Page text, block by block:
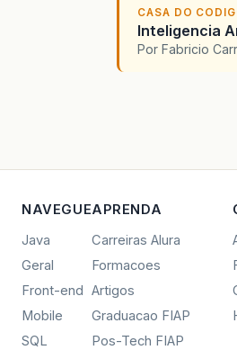
CASA DO
Inteligencia
Por Fabricio
NAVEGUE
Java
Geral
Front-end
Mobile
SQL
APRENDA
Carreiras Alura
Formacoes
Artigos
Graduacao FIAP
Pos-Tech FIAP